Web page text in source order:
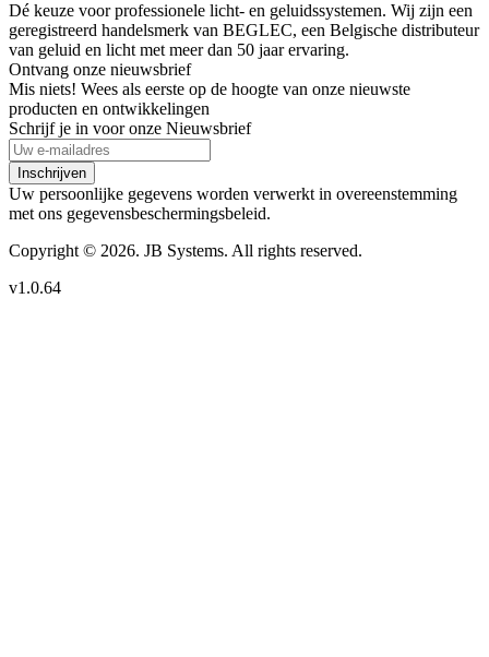
Dé keuze voor professionele licht- en geluidssystemen. Wij zijn een
geregistreerd handelsmerk van BEGLEC, een Belgische distributeur
van geluid en licht met meer dan 50 jaar ervaring.
Ontvang onze nieuwsbrief
Mis niets! Wees als eerste op de hoogte van onze nieuwste
producten en ontwikkelingen
Schrijf je in voor onze Nieuwsbrief
Inschrijven
Uw persoonlijke gegevens worden verwerkt in overeenstemming
met ons gegevensbeschermingsbeleid.
Copyright © 2026. JB Systems. All rights reserved.
v1.0.64